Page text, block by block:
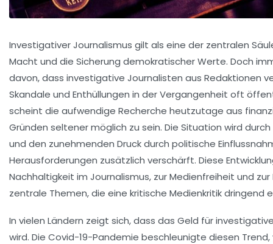
Investigativer Journalismus gilt als eine der zentralen
Macht und die Sicherung demokratischer Werte. Doch
davon, dass investigative Journalisten aus Redaktionen
Skandale und Enthüllungen in der Vergangenheit oft
scheint die aufwendige Recherche heutzutage aus
Gründen seltener möglich zu sein. Die Situation wird
und den zunehmenden Druck durch politische
Herausforderungen zusätzlich verschärft. Diese
Nachhaltigkeit im Journalismus, zur Medienfreiheit und
zentrale Themen, die eine kritische Medienkritik dringend
In vielen Ländern zeigt sich, dass das Geld für
wird. Die Covid-19-Pandemie beschleunigte diesen